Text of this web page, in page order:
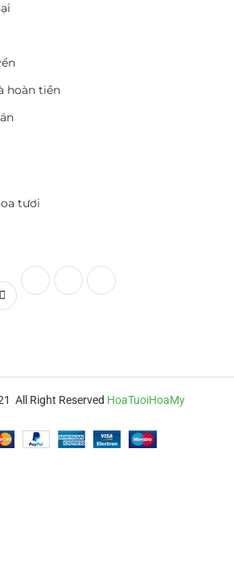
hoàn tiền
tươi
All Right Reserved HoaTuoiHoaMy